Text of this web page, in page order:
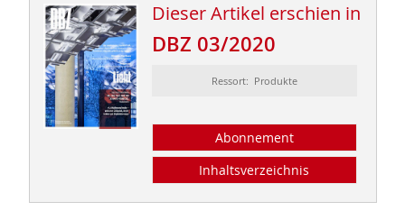
Dieser Artikel erschien in
DBZ 03/2020
Ressort: Produkte
Abonnement
Inhaltsverzeichnis